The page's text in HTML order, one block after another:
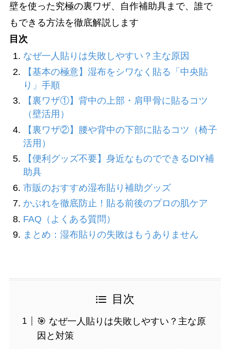
壁を使った究極の裏ワザ、自作補助具まで、誰で
もできる方法を徹底解説します
目次
なぜ一人貼りは失敗しやすい？主な原因
【基本の極意】湿布をシワなく貼る「中央貼
り」手順
【裏ワザ①】背中の上部・肩甲骨に貼るコツ
（壁活用）
【裏ワザ②】腰や背中の下部に貼るコツ（椅子
活用）
【便利グッズ不要】身近なものでできるDIY補
助具
市販のおすすめ湿布貼り補助グッズ
かぶれを徹底防止！貼る前後のプロの肌ケア
FAQ（よくある質問）
まとめ：湿布貼りの失敗はもうありません
目次
🎯 なぜ一人貼りは失敗しやすい？主な原
因と対策